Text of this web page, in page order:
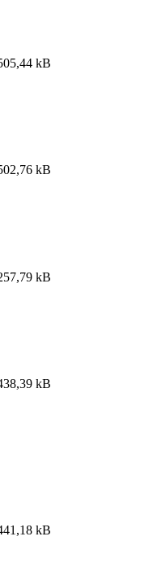
kB
kB
kB
kB
kB